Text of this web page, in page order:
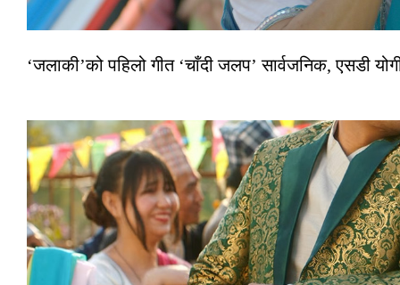
‘जलाकी’को पहिलो गीत ‘चाँदी जलप’ सार्वजनिक, एसडी